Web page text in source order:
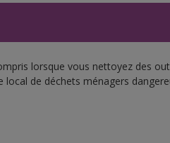
lorsque vous nettoyez des
de déchets ménagers